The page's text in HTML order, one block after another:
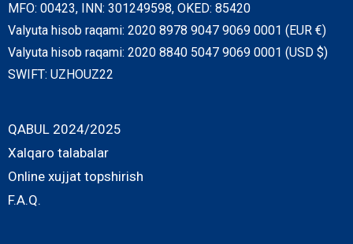
MFO: 00423, INN: 301249598, OKED: 85420
Valyuta hisob raqami: 2020 8978 9047 9069 0001 (EUR €)
Valyuta hisob raqami: 2020 8840 5047 9069 0001 (USD $)
SWIFT: UZHOUZ22
QABUL 2024/2025
Xalqaro talabalar
Online xujjat topshirish
F.A.Q.